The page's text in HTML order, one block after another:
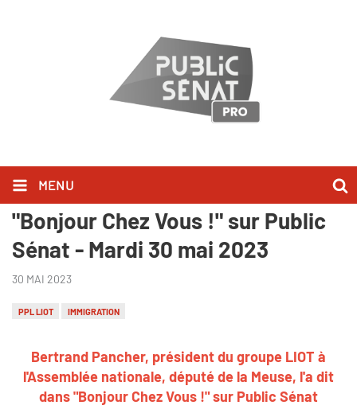
MENU
Bertrand Pancher l'a dit dans
"Bonjour Chez Vous !" sur Public
Sénat - Mardi 30 mai 2023
30 MAI 2023
PPL LIOT IMMIGRATION
Bertrand Pancher, président du groupe LIOT à
l'Assemblée nationale, député de la Meuse, l'a dit
dans "Bonjour Chez Vous !" sur Public Sénat